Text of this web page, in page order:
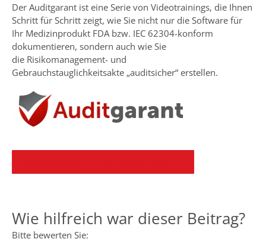
Der Auditgarant ist eine Serie von Videotrainings, die Ihnen
Schritt für Schritt zeigt, wie Sie nicht nur die Software für
Ihr Medizinprodukt FDA bzw. IEC 62304-konform
dokumentieren, sondern auch wie Sie
die Risikomanagement- und
Gebrauchstauglichkeitsakte „auditsicher“ erstellen.
Wie hilfreich war dieser Beitrag?
Bitte bewerten Sie: